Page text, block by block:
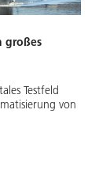
großes
Testfeld
von